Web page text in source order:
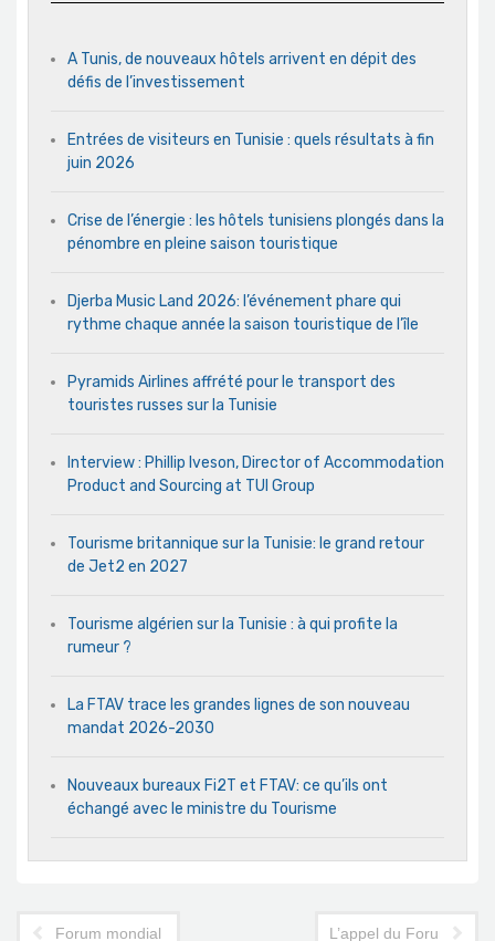
A Tunis, de nouveaux hôtels arrivent en dépit des
défis de l’investissement
Entrées de visiteurs en Tunisie : quels résultats à fin
juin 2026
Crise de l’énergie : les hôtels tunisiens plongés dans la
pénombre en pleine saison touristique
Djerba Music Land 2026: l’événement phare qui
rythme chaque année la saison touristique de l’île
Pyramids Airlines affrété pour le transport des
touristes russes sur la Tunisie
Interview : Phillip Iveson, Director of Accommodation
Product and Sourcing at TUI Group
Tourisme britannique sur la Tunisie: le grand retour
de Jet2 en 2027
Tourisme algérien sur la Tunisie : à qui profite la
rumeur ?
La FTAV trace les grandes lignes de son nouveau
mandat 2026-2030
Nouveaux bureaux Fi2T et FTAV: ce qu’ils ont
échangé avec le ministre du Tourisme
Forum mondial de la mer Bizerte 2024 pour «sauver la
L’appel du Forum